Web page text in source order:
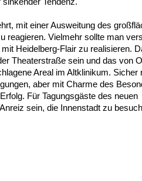
mit einer Ausweitung des
reagieren. Vielmehr sollte man
Heidelberg-Flair zu realisieren.
Theaterstraße sein und das von
Areal im Altklinikum. Sicher
aber mit Charme des
Für Tagungsgäste des neuen
sein, die Innenstadt zu